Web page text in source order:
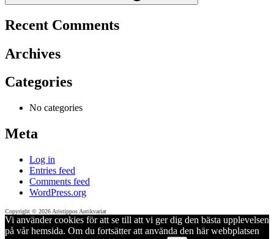
Recent Comments
Archives
Categories
No categories
Meta
Log in
Entries feed
Comments feed
WordPress.org
Copyright © 2026 Aristippos Antikvariat
Vi använder cookies för att se till att vi ger dig den bästa upplevelsen
på vår hemsida. Om du fortsätter att använda den här webbplatsen